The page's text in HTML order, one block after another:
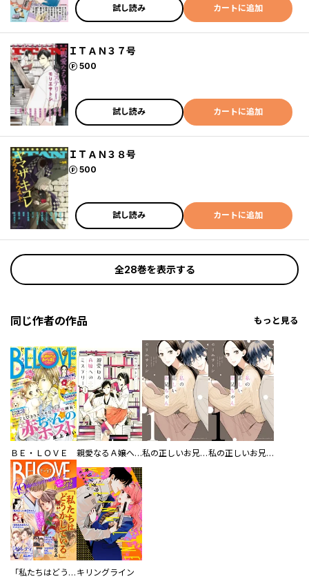
試し読み カートに追加
ＩＴＡＮ３７号
500
ポイント
試し読み カートに追加
ＩＴＡＮ３８号
500
ポイント
試し読み カートに追加
全28巻を表示する
同じ作者の作品 もっと見る
ＢＥ・ＬＯＶＥ 親愛なるＡ嬢へのミステリー 私の正しいお兄ちゃん 私の正しいお兄ちゃん 分冊版
「私たちはどうかしている」ドラマ化記念 偽りだらけの結婚生活 無料試し読みパック キリングライン